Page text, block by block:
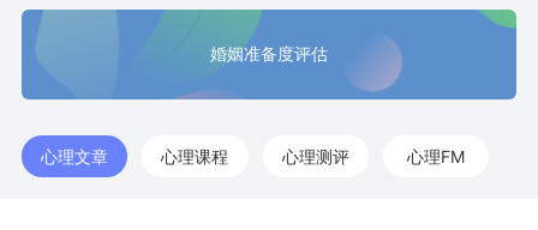
婚姻准备度评估
心理文章 心理课程 心理测评 心理FM